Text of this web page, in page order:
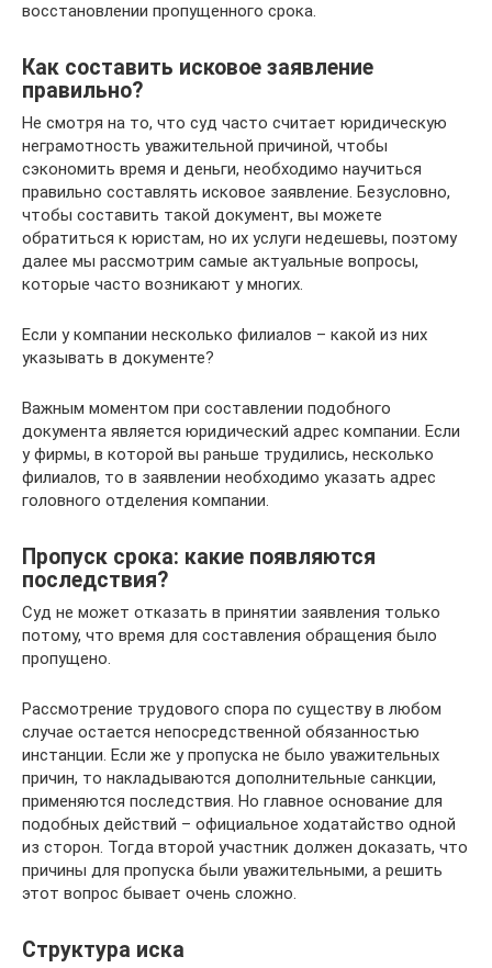
восстановлении пропущенного срока.
Как составить исковое заявление
правильно?
Не смотря на то, что суд часто считает юридическую
неграмотность уважительной причиной, чтобы
сэкономить время и деньги, необходимо научиться
правильно составлять исковое заявление. Безусловно,
чтобы составить такой документ, вы можете
обратиться к юристам, но их услуги недешевы, поэтому
далее мы рассмотрим самые актуальные вопросы,
которые часто возникают у многих.
Если у компании несколько филиалов – какой из них
указывать в документе?
Важным моментом при составлении подобного
документа является юридический адрес компании. Если
у фирмы, в которой вы раньше трудились, несколько
филиалов, то в заявлении необходимо указать адрес
головного отделения компании.
Пропуск срока: какие появляются
последствия?
Суд не может отказать в принятии заявления только
потому, что время для составления обращения было
пропущено.
Рассмотрение трудового спора по существу в любом
случае остается непосредственной обязанностью
инстанции. Если же у пропуска не было уважительных
причин, то накладываются дополнительные санкции,
применяются последствия. Но главное основание для
подобных действий – официальное ходатайство одной
из сторон. Тогда второй участник должен доказать, что
причины для пропуска были уважительными, а решить
этот вопрос бывает очень сложно.
Структура иска